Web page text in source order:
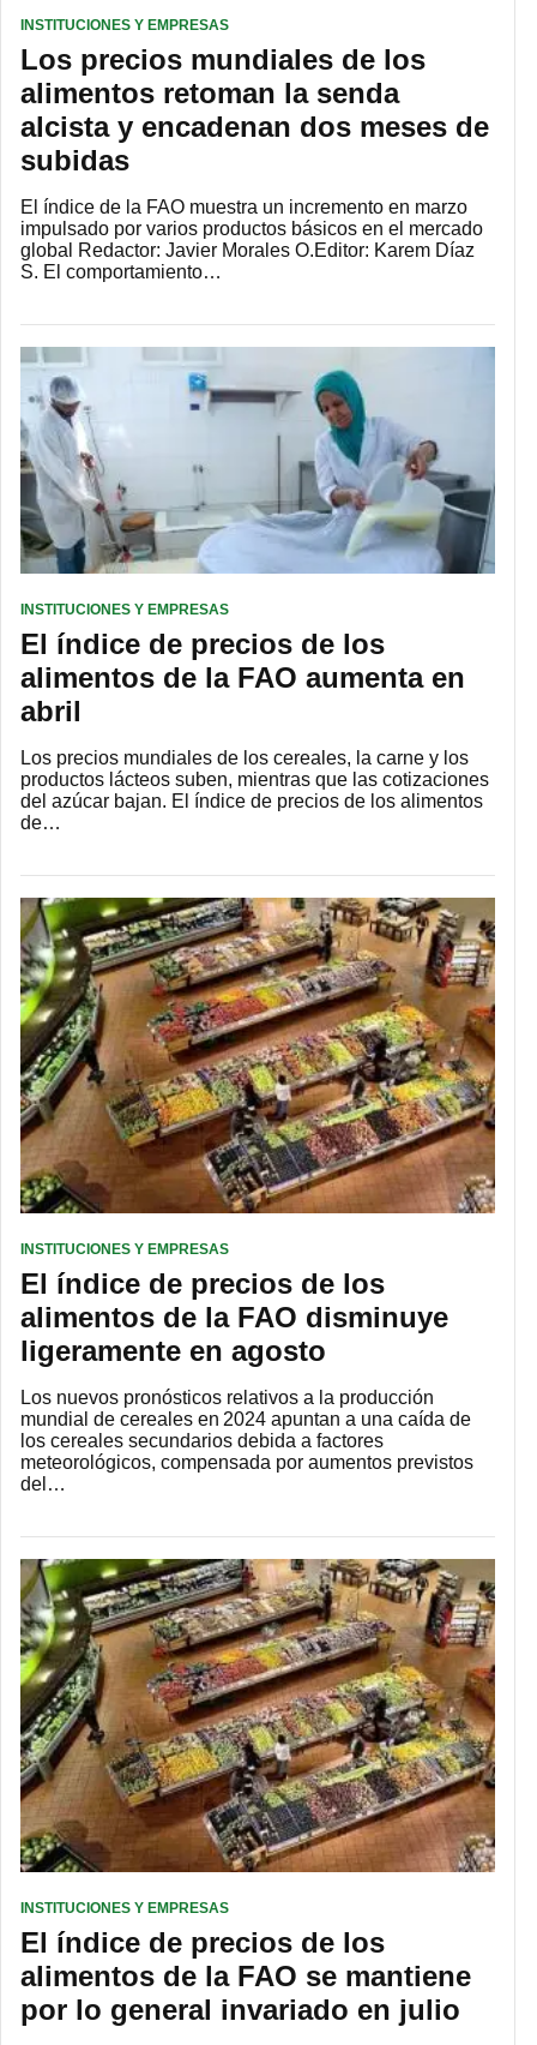
INSTITUCIONES Y EMPRESAS
Los precios mundiales de los
alimentos retoman la senda
alcista y encadenan dos meses de
subidas
El índice de la FAO muestra un incremento en marzo
impulsado por varios productos básicos en el mercado
global Redactor: Javier Morales O.Editor: Karem Díaz
S. El comportamiento…
INSTITUCIONES Y EMPRESAS
El índice de precios de los
alimentos de la FAO aumenta en
abril
Los precios mundiales de los cereales, la carne y los
productos lácteos suben, mientras que las cotizaciones
del azúcar bajan. El índice de precios de los alimentos
de…
INSTITUCIONES Y EMPRESAS
El índice de precios de los
alimentos de la FAO disminuye
ligeramente en agosto
Los nuevos pronósticos relativos a la producción
mundial de cereales en 2024 apuntan a una caída de
los cereales secundarios debida a factores
meteorológicos, compensada por aumentos previstos
del…
INSTITUCIONES Y EMPRESAS
El índice de precios de los
alimentos de la FAO se mantiene
por lo general invariado en julio